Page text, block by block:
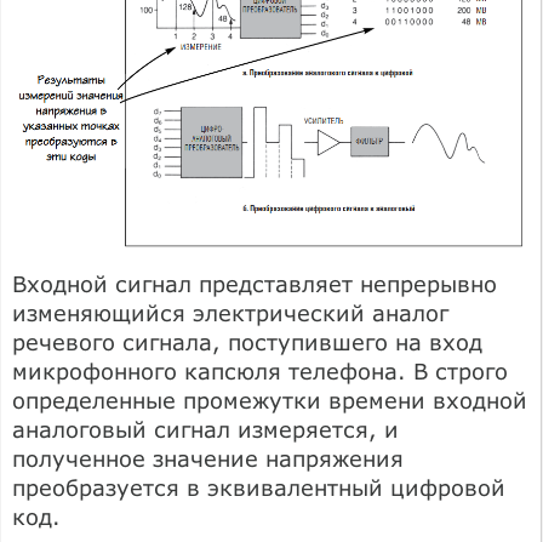
Входной сигнал представляет непрерывно
изменяющийся электрический аналог
речевого сигнала, поступившего на вход
микрофонного капсюля телефона. В строго
определенные промежутки времени входной
аналоговый сигнал измеряется, и
полученное значение напряжения
преобразуется в эквивалентный цифровой
код.